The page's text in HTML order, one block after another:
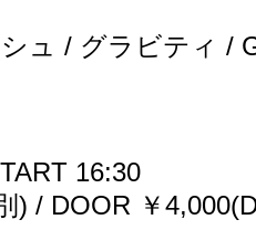
ュ / グラビティ /
16:30
) / DOOR ￥